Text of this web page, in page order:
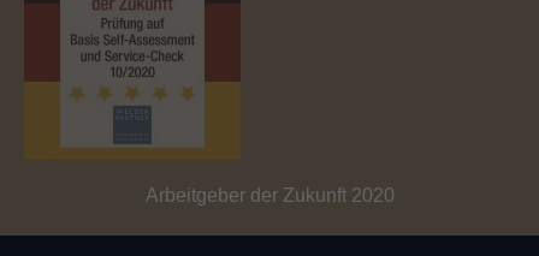
Arbeitgeber der Zukunft 2020